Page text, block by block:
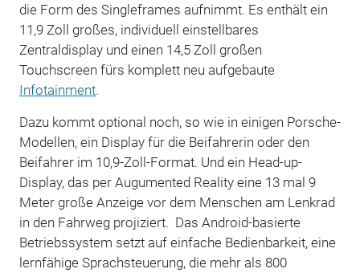
die Form des Singleframes aufnimmt. Es enthält ein
11,9 Zoll großes, individuell einstellbares
Zentraldisplay und einen 14,5 Zoll großen
Touchscreen fürs komplett neu aufgebaute
Infotainment.
Dazu kommt optional noch, so wie in einigen Porsche-
Modellen, ein Display für die Beifahrerin oder den
Beifahrer im 10,9-Zoll-Format. Und ein Head-up-
Display, das per Augumented Reality eine 13 mal 9
Meter große Anzeige vor dem Menschen am Lenkrad
in den Fahrweg projiziert. Das Android-basierte
Betriebssystem setzt auf einfache Bedienbarkeit, eine
lernfähige Sprachsteuerung, die mehr als 800